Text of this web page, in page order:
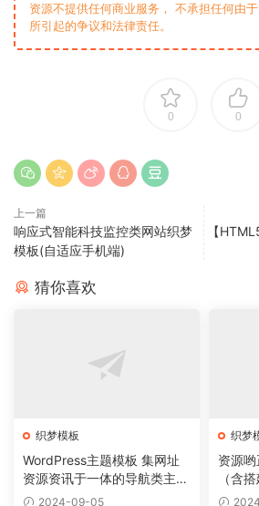
资源不提供任何商业服务， 不承担任何由
所引起的争议和法律责任。
0 0
上一篇
响应式智能科技监控类网站织梦
模板(自适应手机端)
【
猜你喜欢
织梦模板
WordPress主题模板 集网址
资源资讯于一体的导航类主题
导航主题垂直行业模板
2024-09-05
织梦
资源
（含